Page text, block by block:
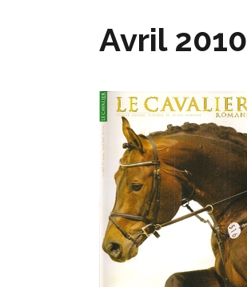
Avril 2010